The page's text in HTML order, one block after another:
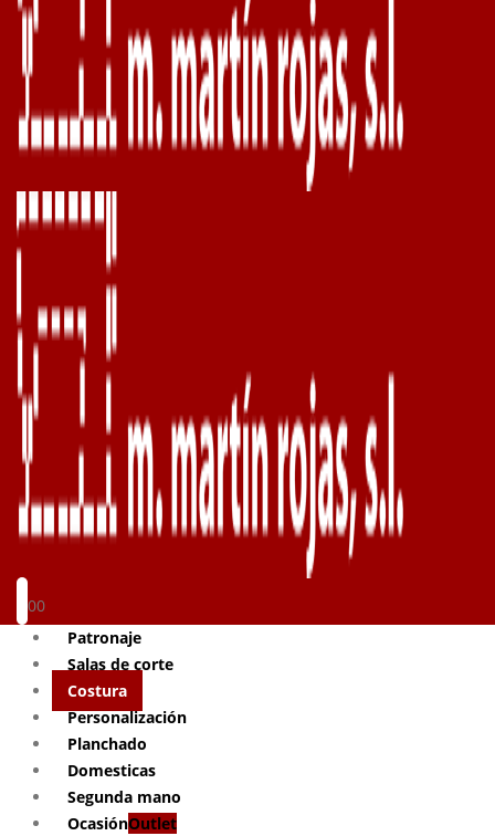
00
Patronaje
Salas de corte
Costura
Personalización
Planchado
Domesticas
Segunda mano
OcasiónOutlet